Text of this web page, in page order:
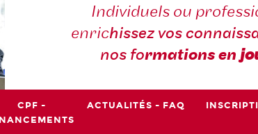
Individuels ou
enrichissez vos
nos formations en
CPF -
ACTUALITÉS - FAQ